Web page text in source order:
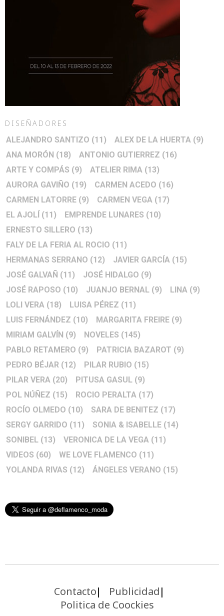
DISEÑADORES
ALEJANDRO SANTIZO (11) ALEX DE LA HUERTA (9)
ANA MORÓN (18) ANTONIO GUTIERREZ (16)
ARTE Y COMPÁS (9) ATELIER RIMA (13)
AURORA GAVIÑO (19) CARMEN ACEDO (16)
CARMEN LATORRE (9) CARMEN VEGA (17)
EL AJOLÍ (11) EMPRENDE LUNARES (10)
ERNESTO SILLERO (13)
FALY DE LA FERIA AL ROCIO (11)
HERMANAS SERRANO (12) JAVIER GARCÍA (15)
JOSÉ GALVAÑ (11) JOSÉ HIDALGO (9)
JOSÉ RAPOSO (10) JUANJO BERNAL (9) LINA (9)
LOLI VERA (18) LUISA PÉREZ (11)
LUIS FERNÁNDEZ (10) MARGARITA FREIRE (9)
MIRIAM GALVÍN (9) NOVELES (145)
PABLO RETAMERO (9) PATRICIA BAZAROT (9)
PEDRO BÉJAR (12) PILAR RUBIO (15)
PILAR VERA (20) PITUSA GASUL (9)
POL NÚÑEZ (15) ROCIO PERALTA (17)
ROCÍO OLMEDO (10) SARA DE BENITEZ (17)
SERGY GARRIDO (11) SONIA & ISABELLE (14)
SONIBEL (13) VERONICA DE LA VEGA (11)
VIDEOS (60) WE LOVE FLAMENCO (11)
YOLANDA RIVAS (12) ÁNGELES VERANO (15)
Contacto
Publicidad
Politica de Coockies